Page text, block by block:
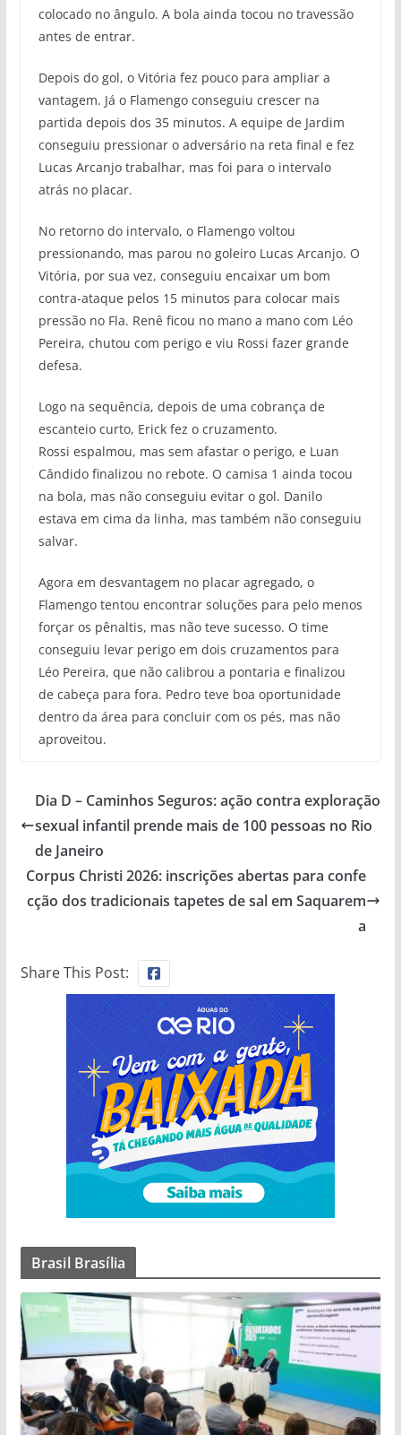
colocado no ângulo. A bola ainda tocou no travessão
antes de entrar.
Depois do gol, o Vitória fez pouco para ampliar a
vantagem. Já o Flamengo conseguiu crescer na
partida depois dos 35 minutos. A equipe de Jardim
conseguiu pressionar o adversário na reta final e fez
Lucas Arcanjo trabalhar, mas foi para o intervalo
atrás no placar.
No retorno do intervalo, o Flamengo voltou
pressionando, mas parou no goleiro Lucas Arcanjo. O
Vitória, por sua vez, conseguiu encaixar um bom
contra-ataque pelos 15 minutos para colocar mais
pressão no Fla. Renê ficou no mano a mano com Léo
Pereira, chutou com perigo e viu Rossi fazer grande
defesa.
Logo na sequência, depois de uma cobrança de
escanteio curto, Erick fez o cruzamento.
Rossi espalmou, mas sem afastar o perigo, e Luan
Cândido finalizou no rebote. O camisa 1 ainda tocou
na bola, mas não conseguiu evitar o gol. Danilo
estava em cima da linha, mas também não conseguiu
salvar.
Agora em desvantagem no placar agregado, o
Flamengo tentou encontrar soluções para pelo menos
forçar os pênaltis, mas não teve sucesso. O time
conseguiu levar perigo em dois cruzamentos para
Léo Pereira, que não calibrou a pontaria e finalizou
de cabeça para fora. Pedro teve boa oportunidade
dentro da área para concluir com os pés, mas não
aproveitou.
Dia D – Caminhos Seguros: ação contra exploração
sexual infantil prende mais de 100 pessoas no Rio
de Janeiro
Corpus Christi 2026: inscrições abertas para confe
cção dos tradicionais tapetes de sal em Saquarem
a
Share This Post:
Brasil Brasília